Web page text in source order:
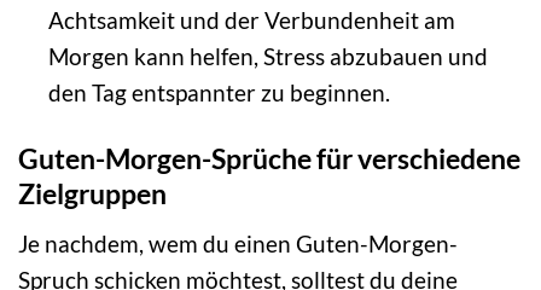
Achtsamkeit und der Verbundenheit am
Morgen kann helfen, Stress abzubauen und
den Tag entspannter zu beginnen.
Guten-Morgen-Sprüche für verschiedene
Zielgruppen
Je nachdem, wem du einen Guten-Morgen-
Spruch schicken möchtest, solltest du deine